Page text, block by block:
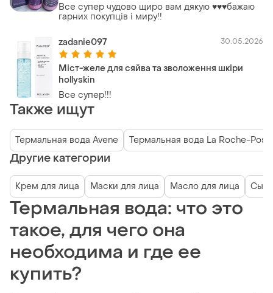
Все супер чудово щиро вам дякую ♥️♥️♥️бажаю
гарних покупців і миру!!
zadanie097 30.05.2026
Міст-желе для сяйва та зволоження шкіри
hollyskin
Все супер!!!
Также ищут
Термальная вода Avene Термальная вода La Roche-
Другие категории
Крем для лица Маски для лица Масло для лица
Термальная вода: что это
такое, для чего она
необходима и где ее
купить?